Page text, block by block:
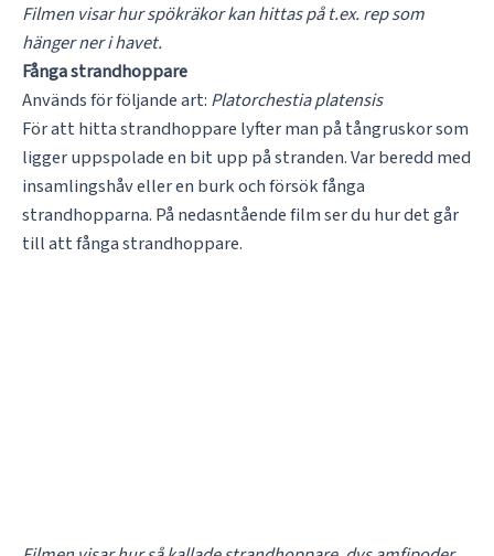
Filmen visar hur spökräkor kan hittas på t.ex. rep som
hänger ner i havet.
Fånga strandhoppare
Används för följande art: Platorchestia platensis
För att hitta strandhoppare lyfter man på tångruskor som
ligger uppspolade en bit upp på stranden. Var beredd med
insamlingshåv eller en burk och försök fånga
strandhopparna. På nedasntående film ser du hur det går
till att fånga strandhoppare.